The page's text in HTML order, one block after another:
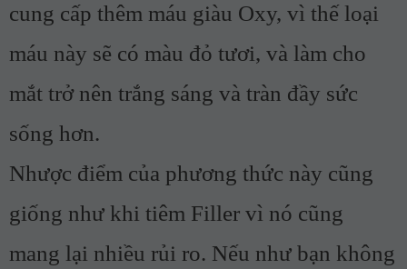
cung cấp thêm máu giàu Oxy, vì thế loại
máu này sẽ có màu đỏ tươi, và làm cho
mắt trở nên trắng sáng và tràn đầy sức
sống hơn.
Nhược điểm của phương thức này cũng
giống như khi tiêm Filler vì nó cũng
mang lại nhiều rủi ro. Nếu như bạn không